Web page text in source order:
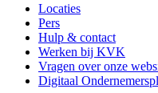
Locaties
Pers
Hulp & contact
Werken bij KVK
Vragen over onze
Digitaal